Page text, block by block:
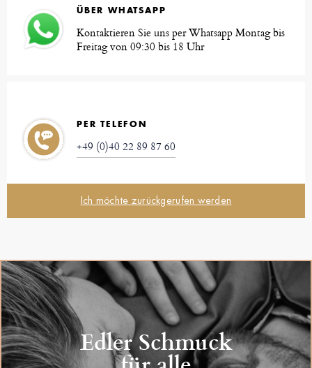
ÜBER WHATSAPP
Kontaktieren Sie uns per Whatsapp Montag bis
Freitag von 09:30 bis 18 Uhr
PER TELEFON
+49 (0)40 22 89 87 60
Ich möchte zurückgerufen werden
Edler Schmuck